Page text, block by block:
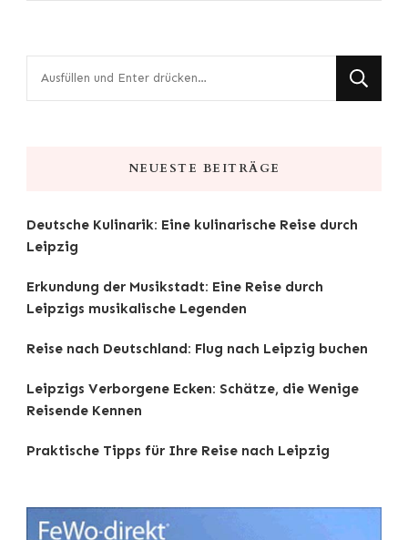
NEUESTE BEITRÄGE
Deutsche Kulinarik: Eine kulinarische Reise durch
Leipzig
Erkundung der Musikstadt: Eine Reise durch
Leipzigs musikalische Legenden
Reise nach Deutschland: Flug nach Leipzig buchen
Leipzigs Verborgene Ecken: Schätze, die Wenige
Reisende Kennen
Praktische Tipps für Ihre Reise nach Leipzig